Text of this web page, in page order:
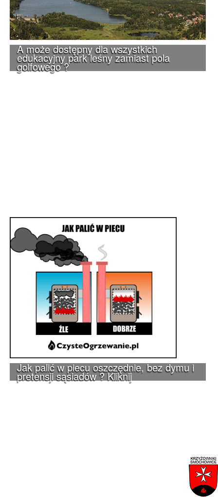
A może dostępny dla wszystkich
edukacyjny park leśny zamiast pola
golfowego ?
Jak palić w piecu oszczędnie, bez dymu i
pretensji sąsiadów ? Kliknij